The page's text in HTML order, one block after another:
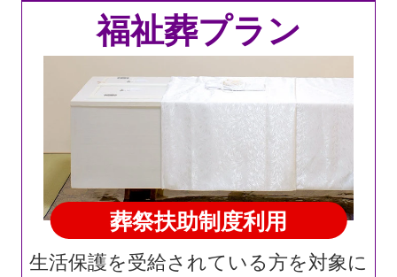
福祉葬プラン
葬祭扶助制度利用
生活保護を受給されている方を対象に